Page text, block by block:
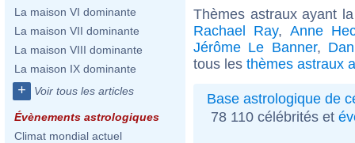
La maison VI dominante
La maison VII dominante
La maison VIII dominante
La maison IX dominante
+ Voir tous les articles
Évènements astrologiques
Climat mondial actuel
Thèmes astraux ayant
Rachael Ray, Anne
Jérôme Le Banner,
tous les thèmes astraux
Base astrologique de
78 110 célébrités et